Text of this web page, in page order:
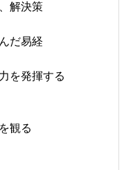
解決策
だ易経
を発揮する
観る